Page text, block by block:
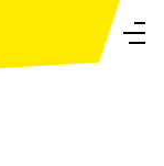
Ouvrir le menu